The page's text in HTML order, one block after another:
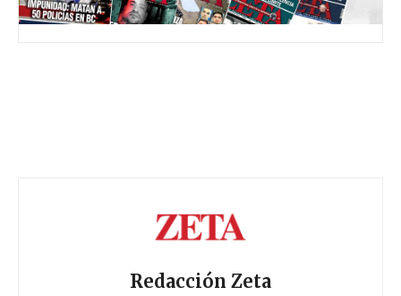
Redacción Zeta